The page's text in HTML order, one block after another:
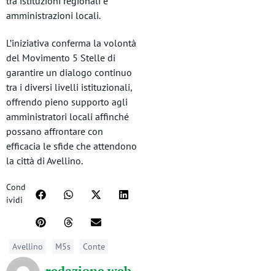
amministrazioni locali.
L’iniziativa conferma la volontà
del Movimento 5 Stelle di
garantire un dialogo continuo
tra i diversi livelli istituzionali,
offrendo pieno supporto agli
amministratori locali affinché
possano affrontare con
efficacia le sfide che attendono
la città di Avellino.
Cond
ividi
Avellino M5s Conte